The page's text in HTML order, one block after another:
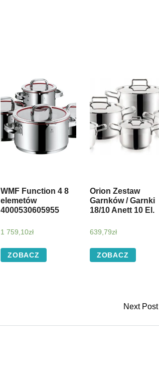
WMF Function 4 8
elemetów
4000530605955
1 759,10zł
ZOBACZ
Orion Zestaw
Garnków / Garnki
18/10 Anett 10 El.
639,79zł
ZOBACZ
Next Post